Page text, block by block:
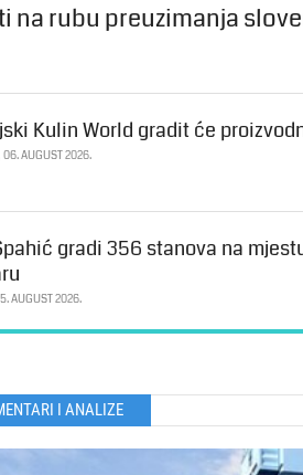
na rubu preuzimanja
Kulin World gradit će
06. AUGUST 2026.
gradi 356 stanova na
AUGUST 2026.
I ANALIZE